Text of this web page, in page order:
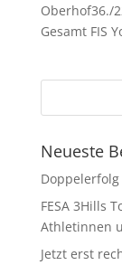
Oberhof36./
Gesamt FIS
Neueste
FESA 3Hills
Athletinnen
Jetzt erst